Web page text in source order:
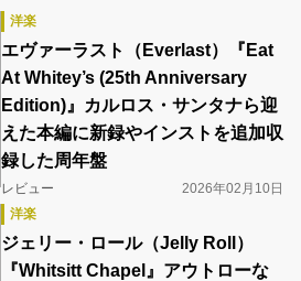
洋楽
エヴァーラスト（Everlast）『Eat
At Whitey’s (25th Anniversary
Edition)』カルロス・サンタナら迎
えた本編に新録やインストを追加収
録した周年盤
レビュー
2026年02月10日
洋楽
ジェリー・ロール（Jelly Roll）
『Whitsitt Chapel』アウトローな